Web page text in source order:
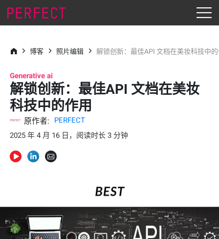
博客 照片编辑 解锁创新：最佳API 文档在美妆科技中
Generative ai
解锁创新：最佳API 文档在美妆
科技中的作用
原作者:
PERFECT
2025 年 4 月 16 日，阅读时长 3 分钟